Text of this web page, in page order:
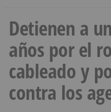
Detienen a
años por el
cableado y
contra los